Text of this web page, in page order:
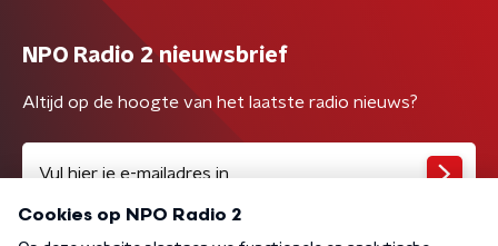
NPO Radio 2 nieuwsbrief
Altijd op de hoogte van het laatste radio nieuws?